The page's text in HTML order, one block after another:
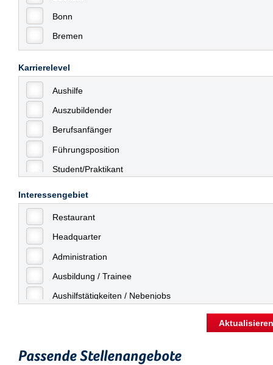
Bonn
Bremen
Celle
Chemnitz
Dessau
Dresden
Düsseldorf
Erfurt
Essen
Frankfurt
Frankfurt am Main
Freiburg
Fulda
Göppingen
Hamburg
Karrierelevel
Aushilfe
Auszubildender
Berufsanfänger
Führungsposition
Student/Praktikant
Interessengebiet
Restaurant
Headquarter
Administration
Ausbildung / Trainee
Aushilfstätigkeiten / Nebenjobs
Sonstiges
Passende Stellenangebote